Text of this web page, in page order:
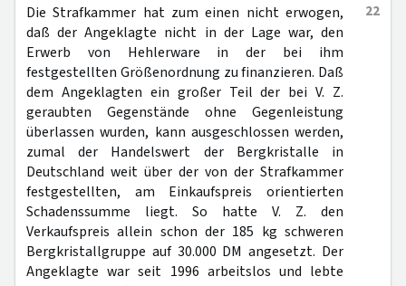
22
Die Strafkammer hat zum einen nicht erwogen,
daß der Angeklagte nicht in der Lage war, den
Erwerb von Hehlerware in der bei ihm
festgestellten Größenordnung zu finanzieren. Daß
dem Angeklagten ein großer Teil der bei V. Z.
geraubten Gegenstände ohne Gegenleistung
überlassen wurden, kann ausgeschlossen werden,
zumal der Handelswert der Bergkristalle in
Deutschland weit über der von der Strafkammer
festgestellten, am Einkaufspreis orientierten
Schadenssumme liegt. So hatte V. Z. den
Verkaufspreis allein schon der 185 kg schweren
Bergkristallgruppe auf 30.000 DM angesetzt. Der
Angeklagte war seit 1996 arbeitslos und lebte